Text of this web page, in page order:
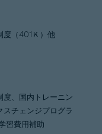
度（401Ｋ）他
度、国内トレーニン
チェンジプログラ
習費用補助